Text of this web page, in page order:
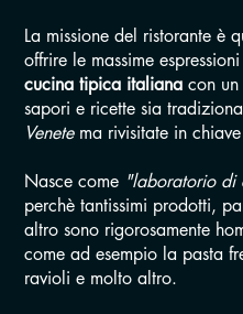
La missione del ristorante è
offrire le massime
cucina tipica italiana con
sapori e ricette sia
Venetema rivisitate in
Nasce come "laboratorio di
perchè tantissimi prodotti,
altro sono rigorosamente
come ad esempio la pasta
ravioli e molto altro.